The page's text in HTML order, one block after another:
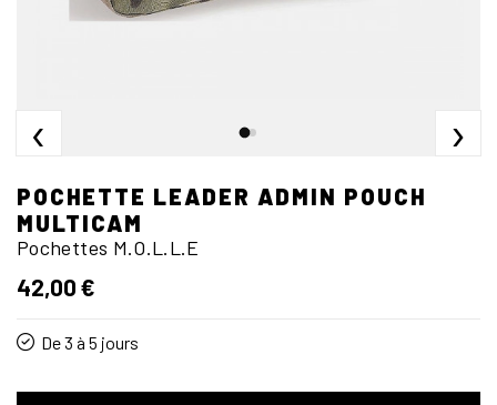
‹ ›
POCHETTE LEADER ADMIN POUCH
MULTICAM
Pochettes M.O.L.L.E
42,00 €
De 3 à 5 jours